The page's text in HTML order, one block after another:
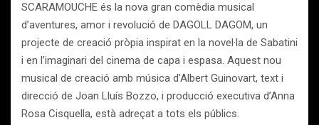
SCARAMOUCHE és la nova gran comèdia musical
d’aventures, amor i revolució de DAGOLL DAGOM, un
projecte de creació pròpia inspirat en la novel·la de Sabatini
i en l’imaginari del cinema de capa i espasa. Aquest nou
musical de creació amb música d’Albert Guinovart, text i
direcció de Joan Lluís Bozzo, i producció executiva d’Anna
Rosa Cisquella, està adreçat a tots els públics.